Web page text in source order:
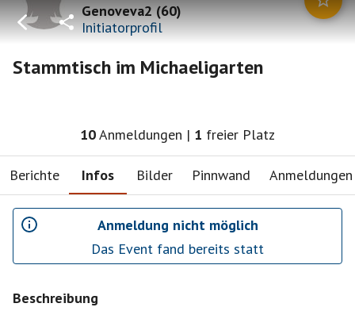
Genoveva2(60)
Initiatorprofil
Stammtisch im Michaeligarten
10Anmeldungen | 1 freier Platz
Berichte Infos Bilder Pinnwand Anmeldungen
Anmeldung nicht möglich
Das Event fand bereits statt
Beschreibung